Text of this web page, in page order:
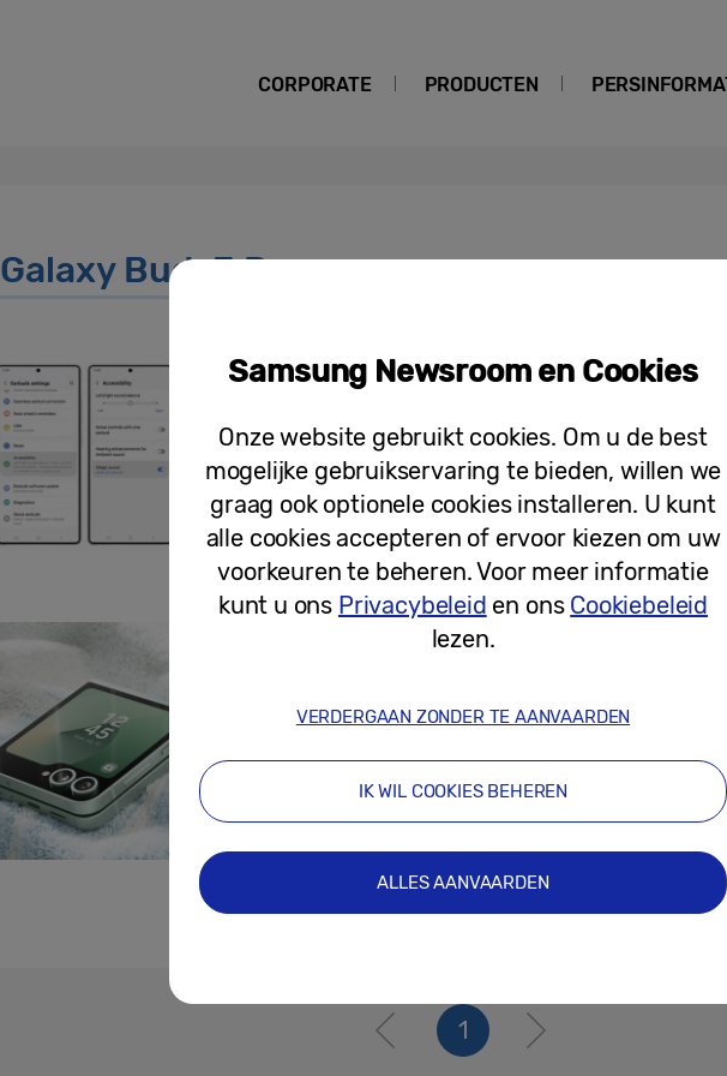
CORPORATE PRODUCTEN
Galaxy Buds3 Pro
Galaxy Buds3-serie biedt meer
serie
28-02-2025
Persberichten
10 AI features op je nieuwe
niet mag missen
1
Samsung Newsroom en Cookies
Onze website gebruikt cookies. Om u de best
mogelijke gebruikservaring te bieden, willen we
graag ook optionele cookies installeren. U kunt
alle cookies accepteren of ervoor kiezen om uw
voorkeuren te beheren. Voor meer informatie
kunt u ons Privacybeleid en ons Cookiebeleid
lezen.
VERDERGAAN ZONDER TE AANVAARDEN
IK WIL COOKIES BEHEREN
ALLES AANVAARDEN